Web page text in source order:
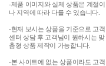
-제품 이미지와 실제 상품은 계절이
나 지역에 따라 다를 수 있습니다.
-현재 보시는 상품을 기준으로 고객
센터 상담 후 고객님이 원하시는 맞
춤형 상품 제작이 가능합니다.
-본 사이트에 없는 상품이라도 고객